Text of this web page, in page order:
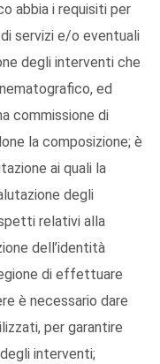
abbia i requisiti per
servizi e/o eventuali
degli interventi che
ed
commissione di
la composizione; è
ai quali la
degli
relativi alla
dell’identità
di effettuare
è necessario dare
per garantire
interventi;